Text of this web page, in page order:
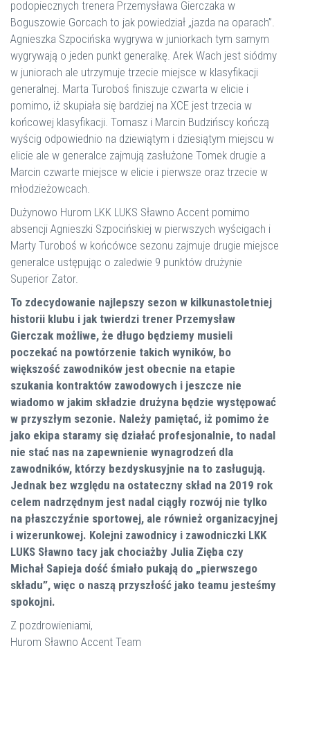
podopiecznych trenera Przemysława Gierczaka w
Boguszowie Gorcach to jak powiedział „jazda na oparach”.
Agnieszka Szpocińska wygrywa w juniorkach tym samym
wygrywają o jeden punkt generalkę. Arek Wach jest siódmy
w juniorach ale utrzymuje trzecie miejsce w klasyfikacji
generalnej. Marta Turoboś finiszuje czwarta w elicie i
pomimo, iż skupiała się bardziej na XCE jest trzecia w
końcowej klasyfikacji. Tomasz i Marcin Budzińscy kończą
wyścig odpowiednio na dziewiątym i dziesiątym miejscu w
elicie ale w generalce zajmują zasłużone Tomek drugie a
Marcin czwarte miejsce w elicie i pierwsze oraz trzecie w
młodzieżowcach.
Dużynowo Hurom LKK LUKS Sławno Accent pomimo
absencji Agnieszki Szpocińskiej w pierwszych wyścigach i
Marty Turoboś w końcówce sezonu zajmuje drugie miejsce
generalce ustępując o zaledwie 9 punktów drużynie
Superior Zator.
To zdecydowanie najlepszy sezon w kilkunastoletniej
historii klubu i jak twierdzi trener Przemysław
Gierczak możliwe, że długo będziemy musieli
poczekać na powtórzenie takich wyników, bo
większość zawodników jest obecnie na etapie
szukania kontraktów zawodowych i jeszcze nie
wiadomo w jakim składzie drużyna będzie występować
w przyszłym sezonie. Należy pamiętać, iż pomimo że
jako ekipa staramy się działać profesjonalnie, to nadal
nie stać nas na zapewnienie wynagrodzeń dla
zawodników, którzy bezdyskusyjnie na to zasługują.
Jednak bez względu na ostateczny skład na 2019 rok
celem nadrzędnym jest nadal ciągły rozwój nie tylko
na płaszczyźnie sportowej, ale również organizacyjnej
i wizerunkowej. Kolejni zawodnicy i zawodniczki LKK
LUKS Sławno tacy jak chociażby Julia Zięba czy
Michał Sapieja dość śmiało pukają do „pierwszego
składu”, więc o naszą przyszłość jako teamu jesteśmy
spokojni.
Z pozdrowieniami,
Hurom Sławno Accent Team